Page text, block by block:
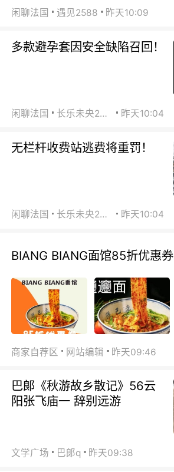
闲聊法国 遇见2588 昨天10:09
多款避孕套因安全缺陷召回！
闲聊法国 长乐未央2015 昨天10:04
无栏杆收费站逃费将重罚！
闲聊法国 长乐未央2015 昨天10:04
BIANG BIANG面馆85折优惠券
商家自荐区 网站编辑 昨天09:46
巴郞《秋游故乡散记》56云
阳张飞庙一 辞别远游
文学广场 巴郞q 昨天09:38